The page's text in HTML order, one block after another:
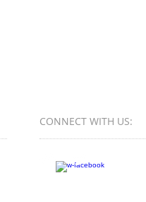
CONNECT​ WITH US:​​